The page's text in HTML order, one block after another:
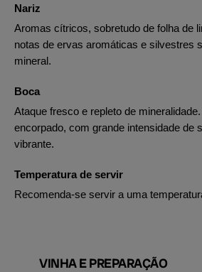
Nariz
Aromas cítricos, sobretudo de folha de
notas de ervas aromáticas e silvestres
mineral.
Boca
Ataque fresco e repleto de
encorpado, com grande intensidade de
vibrante.
Temperatura de servir
Recomenda-se servir a uma
VINHA E PREPARAÇÃO